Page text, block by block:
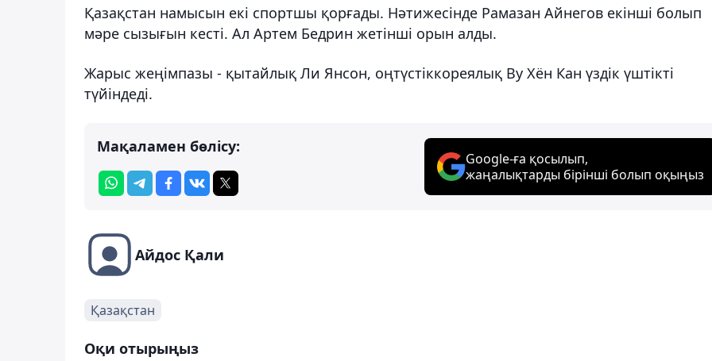
Қазақстан намысын екі спортшы қорғады. Нәтижесінде Рамазан Айнегов екінші болып
мәре сызығын кесті. Ал Артем Бедрин жетінші орын алды.
Жарыс жеңімпазы - қытайлық Ли Янсон, оңтүстіккореялық Ву Хён Кан үздік үштікті
түйіндеді.
Мақаламен бөлісу:
Google-ға қосылып,
жаңалықтарды бірінші болып оқыңыз
Айдос Қали
Қазақстан
Оқи отырыңыз